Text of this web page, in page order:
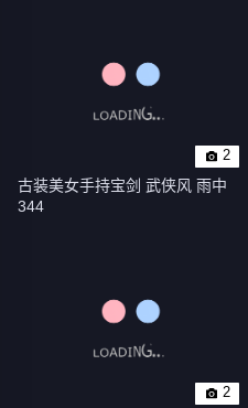
2
古装美女手持宝剑 武侠风 雨中
344
2